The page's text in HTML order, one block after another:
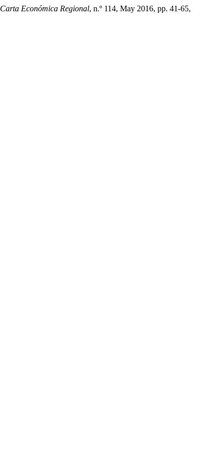
Carta Económica Regional, n.º 114, May 2016, pp. 41-65,